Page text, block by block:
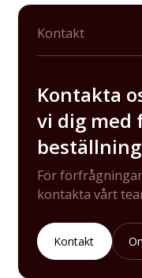
Kontakt
Kontakta
vi dig med
För
kontakta vårt
Kontakt